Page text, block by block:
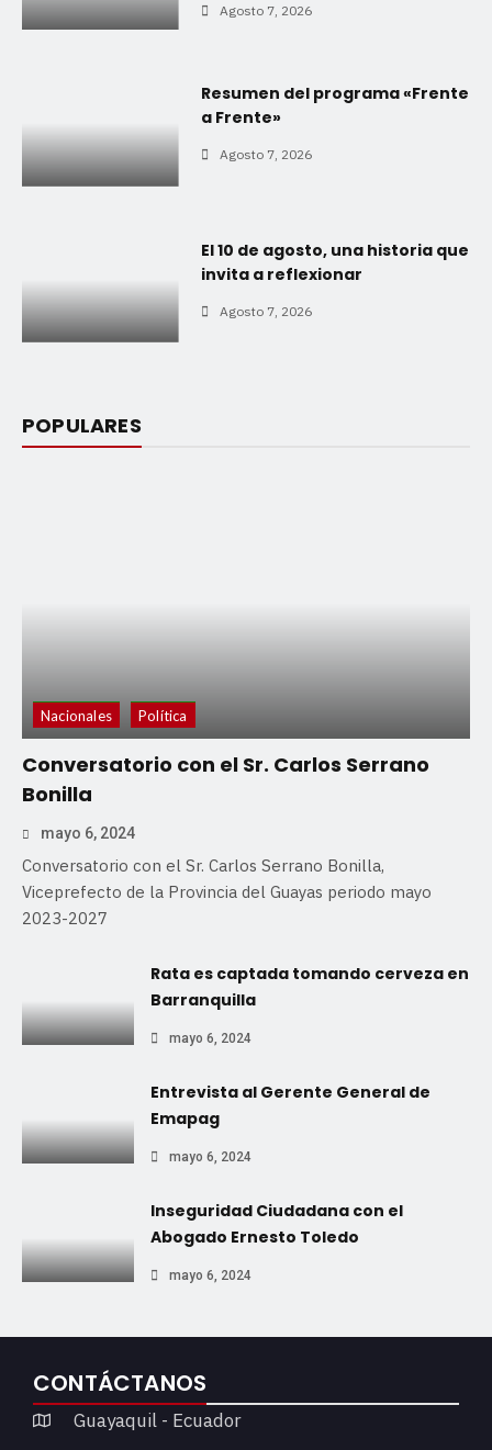
Agosto 7, 2026
Resumen del programa «Frente
a Frente»
Agosto 7, 2026
El 10 de agosto, una historia que
invita a reflexionar
Agosto 7, 2026
POPULARES
Nacionales Política
Conversatorio con el Sr. Carlos Serrano
Bonilla
mayo 6, 2024
Conversatorio con el Sr. Carlos Serrano Bonilla,
Viceprefecto de la Provincia del Guayas periodo mayo
2023-2027
Rata es captada tomando cerveza en
Barranquilla
mayo 6, 2024
Entrevista al Gerente General de
Emapag
mayo 6, 2024
Inseguridad Ciudadana con el
Abogado Ernesto Toledo
mayo 6, 2024
CONTÁCTANOS
Guayaquil - Ecuador